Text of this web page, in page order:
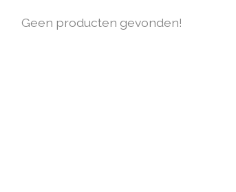
Geen producten gevonden!